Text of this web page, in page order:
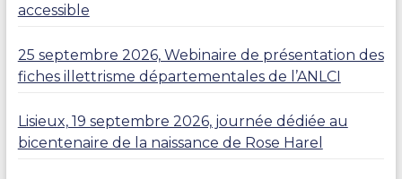
accessible
25 septembre 2026, Webinaire de présentation des
fiches illettrisme départementales de l’ANLCI
Lisieux, 19 septembre 2026, journée dédiée au
bicentenaire de la naissance de Rose Harel